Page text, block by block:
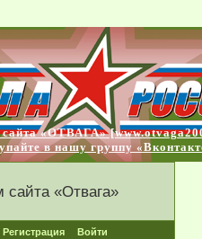
«ОТВАГА»
в нашу группу
«Отвага»
Регистрация Войти